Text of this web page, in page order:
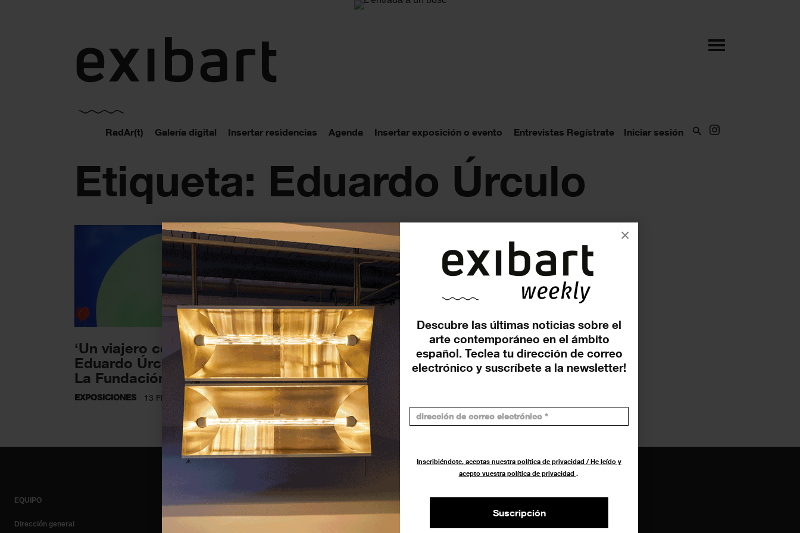
Descubre las últimas noticias sobre el
arte contemporáneo en el ámbito
español. Teclea tu dirección de correo
electrónico y suscríbete a la newsletter!
Inscribiéndote, aceptas nuestra política de privacidad / He leído y
acepto vuestra política de privacidad .
Suscripción
×
RadAr(t) Galería digital Insertar residencias Agenda Insertar exposición o evento Entrevistas Regístrate Iniciar sesión
Etiqueta: Eduardo Úrculo
‘Un viajero cosmopolita’ de
Eduardo Úrculo presenta en
La Fundación Bancaja...
EXPOSICIONES 13 FEBRERO 2025
EQUIPO
Dirección general